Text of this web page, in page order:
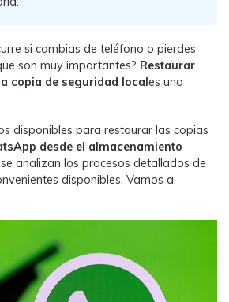
Transferencia de Datos de un
Celular a Otro
archivos de un teléfono a otro y a la
PC.
(Alias: Wutsapper)
datos de WhatsApp y
Business sin restablecer los
si cambias de teléfono o pierdes
son muy importantes? Restaurar
copia de seguridad locales una
disponibles para restaurar las copias
desde el almacenamiento
analizan los procesos detallados de
disponibles. Vamos a